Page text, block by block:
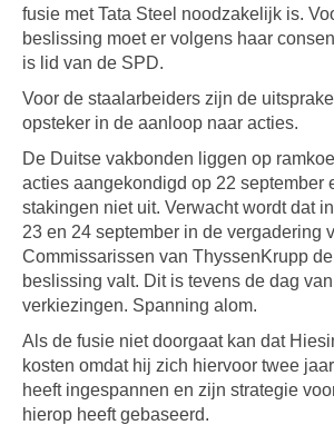
fusie met Tata Steel noodzakelijk is.
beslissing moet er volgens haar
is lid van de SPD.
Voor de staalarbeiders zijn de
opsteker in de aanloop naar acties.
De Duitse vakbonden liggen op
acties aangekondigd op 22 september
stakingen niet uit. Verwacht wordt dat
23 en 24 september in de vergadering
Commissarissen van ThyssenKrupp
beslissing valt. Dit is tevens de dag
verkiezingen. Spanning alom.
Als de fusie niet doorgaat kan dat
kosten omdat hij zich hiervoor twee
heeft ingespannen en zijn strategie
hierop heeft gebaseerd.